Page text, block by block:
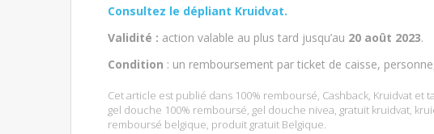
Consultez le dépliant Kruidvat.
Validité : action valable au plus tard jusqu’au 20 août 2023.
Condition : un remboursement par ticket de caisse,
Cet article est publié dans 100% remboursé, Cashback, Kruidvat et
gel douche 100% remboursé, gel douche nivea, gratuit kruidvat,
remboursé belgique, produit gratuit Belgique.